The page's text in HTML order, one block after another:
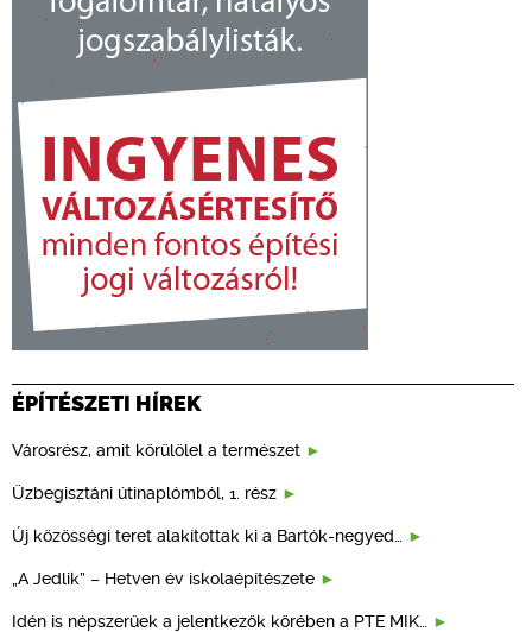
ÉPÍTÉSZETI HÍREK
Városrész, amit körülölel a természet
Üzbegisztáni útinaplómból, 1. rész
Új közösségi teret alakítottak ki a Bartók-negyed…
„A Jedlik” – Hetven év iskolaépítészete
Idén is népszerűek a jelentkezők körében a PTE MIK…